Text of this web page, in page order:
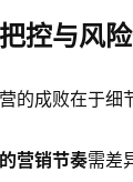
控与风
的成败在于细
营销节奏需差